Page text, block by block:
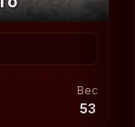
Вес
53